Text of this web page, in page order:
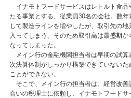
イナモトフードサービスはレトルト食品
たる事業とする、従業員30名の会社。数
して製造ラインを増やしたが、取引先の
入ってしまう。そのため取引高は最盛期か
なってしまった。
メイン行の金融機関担当者は早期の試算
次決算体制がしっかり構築できていない
ことができない。
そこで、メイン行の担当者は、経営改善
合いの税理士に依頼し、イナモトフードサ